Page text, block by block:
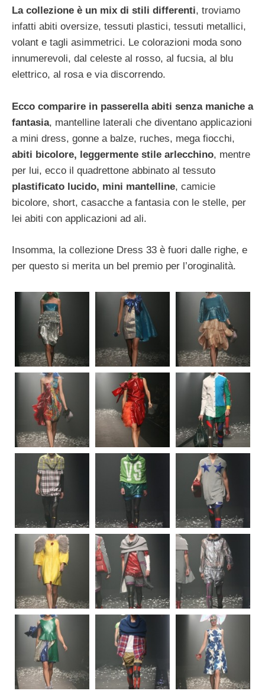
La collezione è un mix di stili differenti, troviamo
infatti abiti oversize, tessuti plastici, tessuti metallici,
volant e tagli asimmetrici. Le colorazioni moda sono
innumerevoli, dal celeste al rosso, al fucsia, al blu
elettrico, al rosa e via discorrendo.
Ecco comparire in passerella abiti senza maniche a
fantasia, mantelline laterali che diventano applicazioni
a mini dress, gonne a balze, ruches, mega fiocchi,
abiti bicolore, leggermente stile arlecchino, mentre
per lui, ecco il quadrettone abbinato al tessuto
plastificato lucido, mini mantelline, camicie
bicolore, short, casacche a fantasia con le stelle, per
lei abiti con applicazioni ad ali.
Insomma, la collezione Dress 33 è fuori dalle righe, e
per questo si merita un bel premio per l’oroginalità.